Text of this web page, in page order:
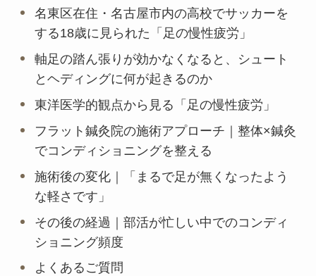
名東区在住・名古屋市内の高校でサッカーを
する18歳に見られた「足の慢性疲労」
軸足の踏ん張りが効かなくなると、シュート
とヘディングに何が起きるのか
東洋医学的観点から見る「足の慢性疲労」
フラット鍼灸院の施術アプローチ｜整体×鍼灸
でコンディショニングを整える
施術後の変化｜「まるで足が無くなったよう
な軽さです」
その後の経過｜部活が忙しい中でのコンディ
ショニング頻度
よくあるご質問